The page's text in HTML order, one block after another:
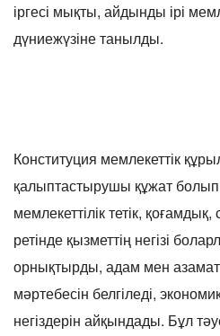
іргесі мықты, айдынды ірі
дүниежүзіне танылды.
Конституция мемлекеттік
қалыптастырушы құжат
мемлекеттілік тетік,
ретінде қызметтің негізі
орнықтырды, адам мен
мәртебесін белгіледі,
негіздерін айқындады. Бұл